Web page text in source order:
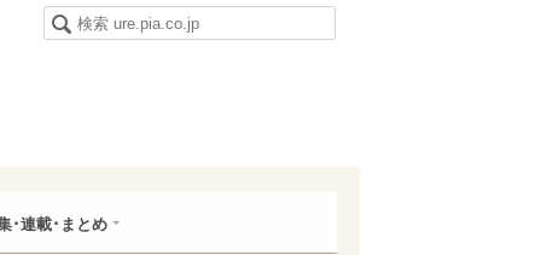
･連載･まとめ